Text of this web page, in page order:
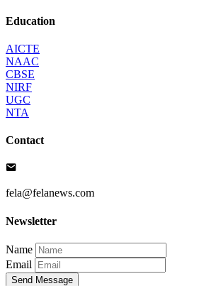
Education
AICTE
NAAC
CBSE
NIRF
UGC
NTA
Contact
fela@felanews.com
Newsletter
Name
Email
Send Message